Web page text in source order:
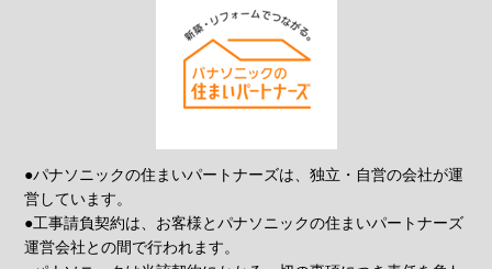
●パナソニックの住まいパートナーズは、独立・自営の会社が運
営しています。
●工事請負契約は、お客様とパナソニックの住まいパートナーズ
運営会社との間で行われます。